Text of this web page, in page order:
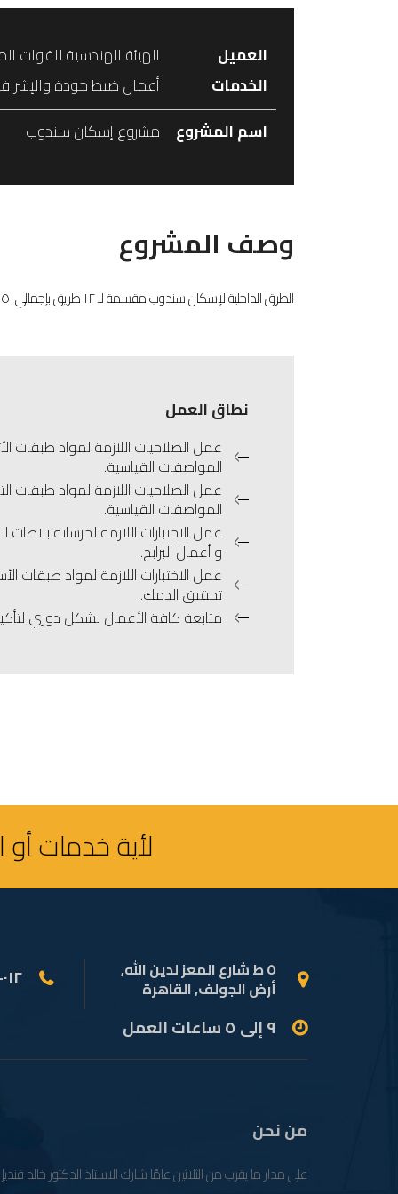
العميل
الهيئة الهندسية للقوات
الخدمات
أعمال ضبط جودة
اسم المشروع
مشروع إسكان سندوب
وصف المشروع
الطرق الداخلية لإسكان سندوب مقسمة لـ ١٢ طريق بإجمالي ٢.٠٥٠ متر طولي . عرض الأسفلت متغير من ٨ : ١٦ متر.كميات القطع ٢٢.٠٠٠ م٣ - كميات الإحلال ٣٣.٠٠٠ م٣ - كميات الأساس ٨.٠٠٠ م٣
نطاق العمل
عمل الصلاحيات اللازمة لمواد طبقات
المواصفات القياسية.
عمل الصلاحيات اللازمة لمواد طبقات
المواصفات القياسية.
عمل الاختبارات اللازمة لخرسانة بلاطات
و أعمال البرابخ.
عمل الاختبارات اللازمة لمواد طبقات
تحقيق الدمك.
متابعة كافة الأعمال بشكل دوري
لأية خدمات
٥ ط شارع المعز لدين الله,
أرض الجولف, القاهرة
(+٠٢) ٠١٢-٢٨١٣-٧٦٥٧
٩ إلى ٥ ساعات العمل
من نحن
على مدار ما يقرب من الثلاثين عامًا شارك الاستاذ الدكتور خالد